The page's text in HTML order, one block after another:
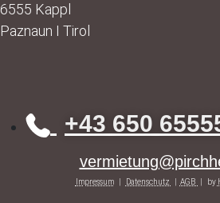
6555 Kappl
Paznaun I Tirol
+43 650
Impressum| Datenschutz AGB | by